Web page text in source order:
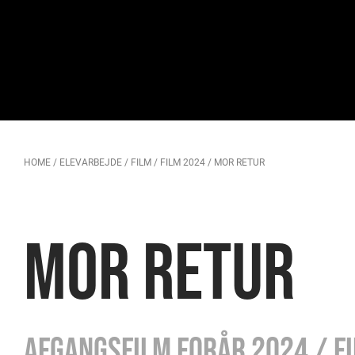
HOME / ELEVARBEJDE / FILM / FILM 2024 / MOR RETUR
MOR RETUR